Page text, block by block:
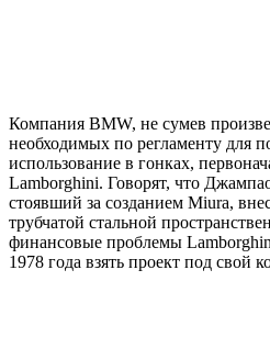
Компания BMW, не сумев
необходимых по регламенту для
использование в гонках,
Lamborghini. Говорят, что
стоявший за созданием Miura,
трубчатой ​​стальной
финансовые проблемы
1978 года взять проект под свой